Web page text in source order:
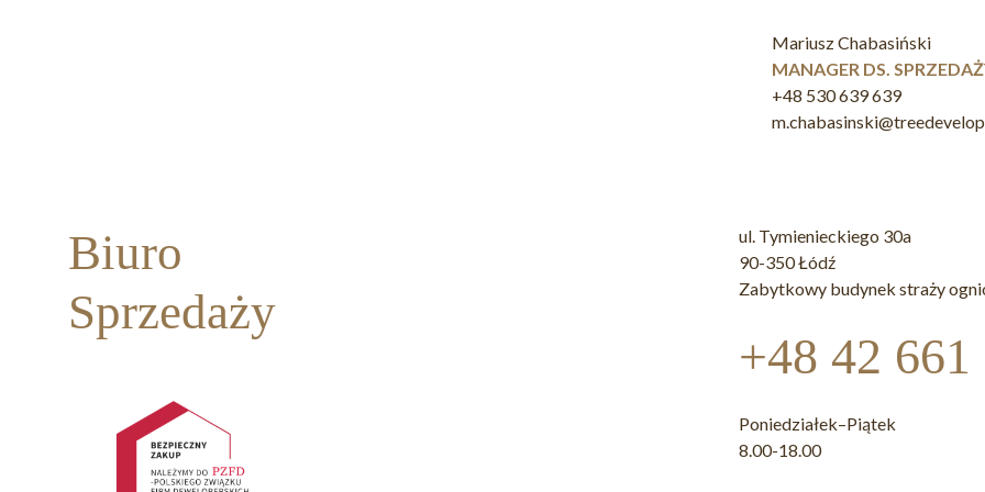
Mariusz Chabasiński
MANAGER DS.
+48 530 639 639
Biuro
Sprzedaży
ul. Tymienieckiego 30a
90-350 Łódź
Zabytkowy budynek straży
+48 42 661
Poniedziałek–Piątek
8.00-18.00